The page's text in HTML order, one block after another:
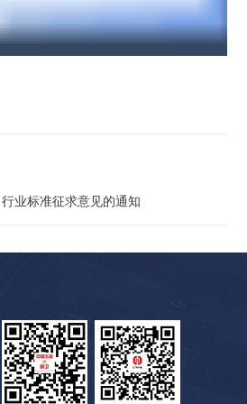
业标准征求意见的通知